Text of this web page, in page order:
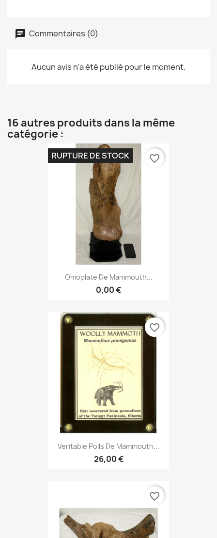
Commentaires (0)
Aucun avis n'a été publié pour le moment.
16 autres produits dans la même
catégorie :
Omoplate De Mammouth...
0,00 €
RUPTURE DE STOCK favorite_border
Veritable Poils De Mammouth...
26,00 €
favorite_border
favorite_border